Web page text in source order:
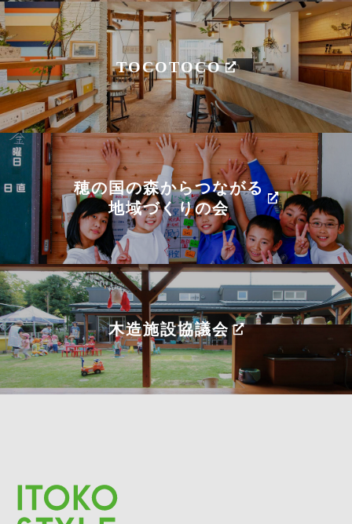
TOCOTOCO
穂の国の森からつながる
地域づくりの会
木造施設協議会